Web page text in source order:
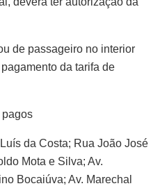
de passageiro no interior
da tarifa de
pagos
da Costa; Rua João José
Mota e Silva; Av.
Bocaiúva; Av. Marechal